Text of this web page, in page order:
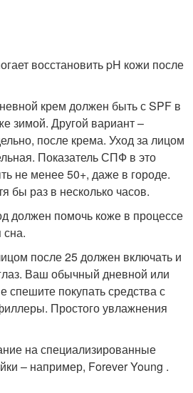
восстановить pH кожи после
крем должен быть с SPF в
зимой. Другой вариант –
после крема. Уход за лицом
Показатель СПФ в это
не менее 50+, даже в городе.
бы раз в несколько часов.
должен помочь коже в процессе
сна.
после 25 должен включать и
Ваш обычный дневной или
спешите покупать средства с
Простого увлажнения
на специализированные
– например, Forever Young .